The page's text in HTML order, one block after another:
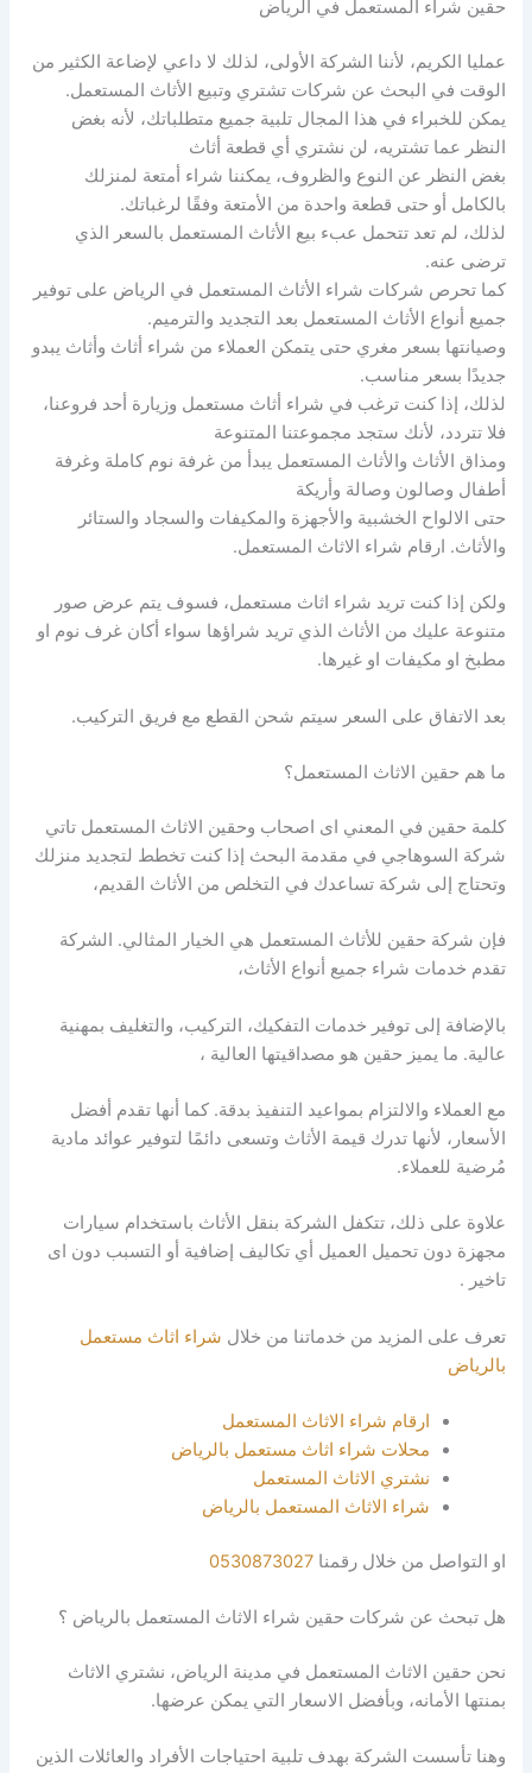
حقين شراء المستعمل في الرياض
عمليا الكريم، لأننا الشركة الأولى، لذلك لا داعي لإضاعة الكثير من
الوقت في البحث عن شركات تشتري وتبيع الأثاث المستعمل.
يمكن للخبراء في هذا المجال تلبية جميع متطلباتك، لأنه بغض
النظر عما تشتريه، لن نشتري أي قطعة أثاث
بغض النظر عن النوع والظروف، يمكننا شراء أمتعة لمنزلك
بالكامل أو حتى قطعة واحدة من الأمتعة وفقًا لرغباتك.
لذلك، لم تعد تتحمل عبء بيع الأثاث المستعمل بالسعر الذي
ترضى عنه.
كما تحرص شركات شراء الأثاث المستعمل في الرياض على توفير
جميع أنواع الأثاث المستعمل بعد التجديد والترميم.
وصيانتها بسعر مغري حتى يتمكن العملاء من شراء أثاث وأثاث يبدو
جديدًا بسعر مناسب.
لذلك، إذا كنت ترغب في شراء أثاث مستعمل وزيارة أحد فروعنا،
فلا تتردد، لأنك ستجد مجموعتنا المتنوعة
ومذاق الأثاث والأثاث المستعمل يبدأ من غرفة نوم كاملة وغرفة
أطفال وصالون وصالة وأريكة
حتى الالواح الخشبية والأجهزة والمكيفات والسجاد والستائر
والأثاث. ارقام شراء الاثاث المستعمل.
ولكن إذا كنت تريد شراء اثاث مستعمل، فسوف يتم عرض صور
متنوعة عليك من الأثاث الذي تريد شراؤها سواء أكان غرف نوم او
مطبخ او مكيفات او غيرها.
بعد الاتفاق على السعر سيتم شحن القطع مع فريق التركيب.
ما هم حقين الاثاث المستعمل؟
كلمة حقين في المعني اى اصحاب وحقين الاثاث المستعمل تاتي
شركة السوهاجي في مقدمة البحث إذا كنت تخطط لتجديد منزلك
وتحتاج إلى شركةتساعدك في التخلص من الأثاث القديم،
فإن شركة حقين للأثاث المستعمل هي الخيار المثالي. الشركة
تقدم خدمات شر اء جميع أنواع الأثاث،
بالضافة إلى توفير خدمات التفكيك، التركيب، والتغليف بمهنية
عالية. ما يميز حقين هو مصداقيتها العالية ،
مع العملاء والالتزام بمواعيد التنفيذ بدقة. كما أنها تقدم أفضل
الأسعار ، لأنهاتدر ك قيمة الأثاث وتسعى دائمًا لتوفير عوائد مادية
مُر ضية للعملء.
علاوة على ذلك، تتكفل الشركة بنقل الأثاث باستخدام سيارات
مجهزة دون تحميل العميل أي تكاليف إضافية أو التسبب دون اى
تاخير .
تعرف على المزيد من خدماتنا من خلال شراء اثاث مستعمل
بالرياض
ارقام شراء الاثاث المستعمل
محلات شراء اثاث مستعمل بالرياض
نشتري الاثاث المستعمل
شراء الاثاث المستعمل بالرياض
او التواصل من خلال رقمنا0530873027
هل تبحث عن شركات حقين شراء الاثاث المستعمل بالرياض ؟
نحن حقين الاثاث المستعمل في مدينة الرياض، نشتري الاثاث
بمنتها الأمانه، وبأفضل الاسعار التي يمكن عرضها.
وهنا تأسست الشركة بهدف تلبية احتياجات الأفراد والعائلات الذين